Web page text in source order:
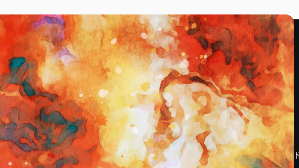
くためのプラ
、企業、代理
上が利用して
製品
Spaces
AI アシスタント
AI 画像生成ツール
AI 動画生成ツール
AI 音声合成ツール
はじめに
Academy
ドキュメント
サポート
利用規約
プライバシーポリ
運営
料金
会社概要
Reviews
採用情報
検索トレン